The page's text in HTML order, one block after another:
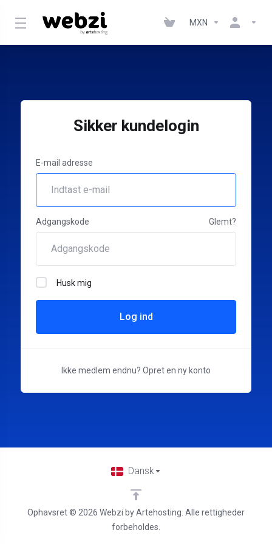
MXN
Sikker kundelogin
E-mail adresse
Adgangskode Glemt?
Husk mig
Log ind
Ikke medlem endnu? Opret en ny konto
Ophavsret © 2026 Webzi by Artehosting. Alle rettigheder
forbeholdes.
Dansk